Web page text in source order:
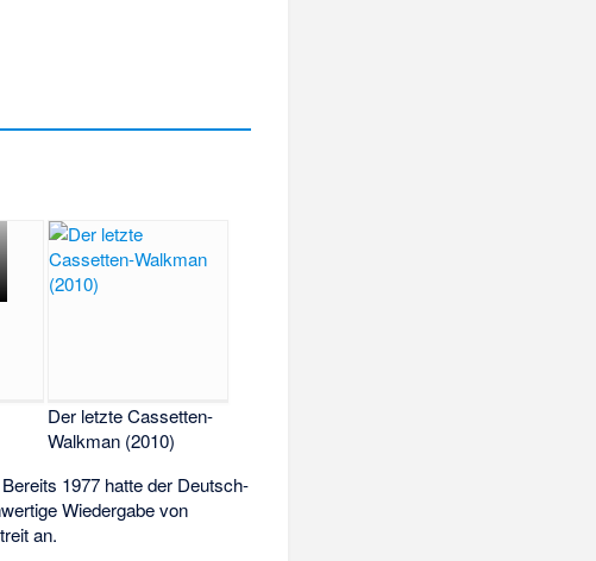
Der letzte Cassetten-
Walkman (2010)
Bereits 1977 hatte der Deutsch-
Wiedergabe von
an.